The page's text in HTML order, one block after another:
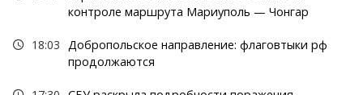
контроле маршрута Мариуполь — Чонгар
18:03
Добропольское направление: флаговтыки рф
продолжаются